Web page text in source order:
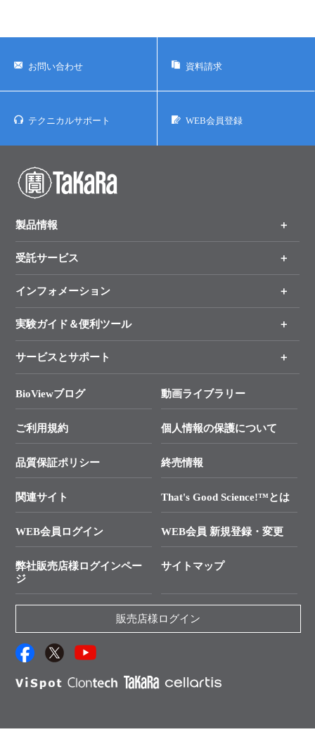
お問い合わせ 資料請求
テクニカルサポート WEB会員登録
製品情報
製品一覧
手法から製品を探す
新製品情報
受託サービス
オンライン注文
インフォメーション
キャンペーン
タカラバイオ各種会員募集のお知らせ
終売製品のお知らせ
価格改定のご案内
技術セミナーのご案内
タカラバイオ発表文献
実験ガイド＆便利ツール
リアルタイムPCR実験のススメ
幹細胞・再生医療研究ガイド
クローニング実験ガイド
SMARTer NGSポータルサイト
プライマー設計
制限酵素切断サイトの検索
ユーザーズボイス集
抗体検索サイト
サービスとサポート
総合お問い合わせ
├ 実験コンシェルジュ
├ 受託サービスお問い合わせ
資料請求 機器関連
資料請求 受託関連
資料請求 核酸抽出・精製カタログ
サンプル請求一覧
プロトコール集
BioViewブログ 動画ライブラリー
ご利用規約 個人情報の保護について
品質保証ポリシー 終売情報
関連サイト That's Good Science!™とは
WEB会員ログイン WEB会員 新規登録・変更
弊社販売店様ログインペー
ジ
サイトマップ
販売店様ログイン